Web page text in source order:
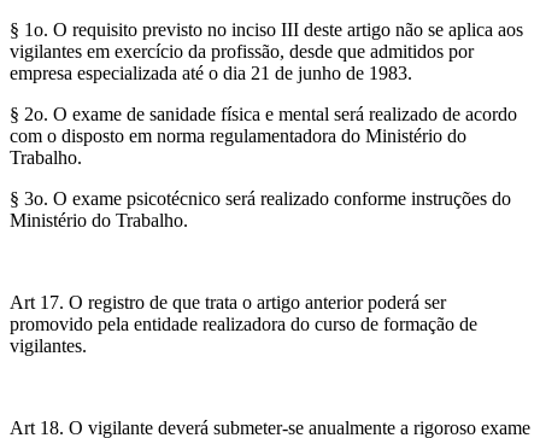
§ 1o. O requisito previsto no inciso III deste artigo não se aplica aos
vigilantes em exercício da profissão, desde que admitidos por
empresa especializada até o dia 21 de junho de 1983.
§ 2o. O exame de sanidade física e mental será realizado de acordo
com o disposto em norma regulamentadora do Ministério do
Trabalho.
§ 3o. O exame psicotécnico será realizado conforme instruções do
Ministério do Trabalho.
Art 17. O registro de que trata o artigo anterior poderá ser
promovido pela entidade realizadora do curso de formação de
vigilantes.
Art 18. O vigilante deverá submeter-se anualmente a rigoroso exame